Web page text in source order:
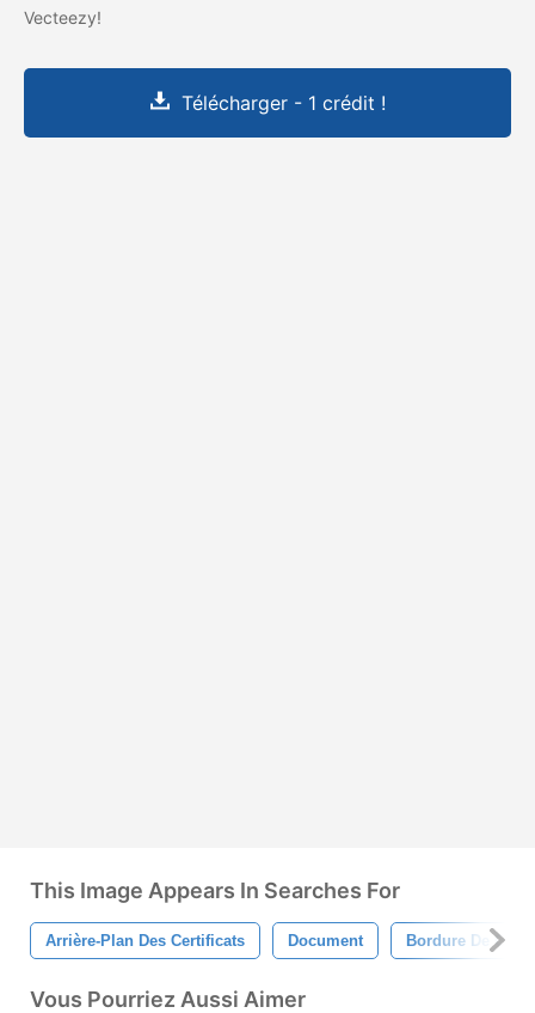
Vecteezy!
Télécharger - 1 crédit !
This Image Appears In Searches For
Arrière-Plan Des Certificats Document Bordure De
Vous Pourriez Aussi Aimer